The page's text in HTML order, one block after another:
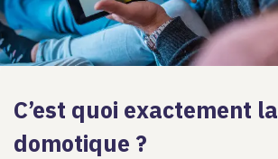
C’est quoi exactement la
domotique ?